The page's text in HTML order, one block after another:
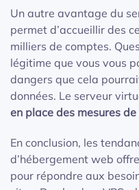
Un autre avantage du
permet d’accueillir des
milliers de comptes.
légitime que vous vous
dangers que cela
données. Le serveur
en place des mesures
En conclusion, les
d’hébergement web
pour répondre aux